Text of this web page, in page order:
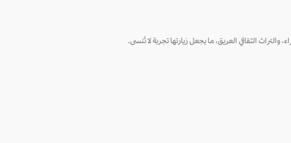
الثقافي العريق، ما يجعل زيارتها تجربة لا تُنسى.